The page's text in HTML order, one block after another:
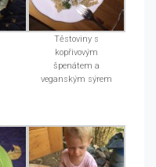
Těstoviny s
kopřivovým
špenátem a
veganským sýrem